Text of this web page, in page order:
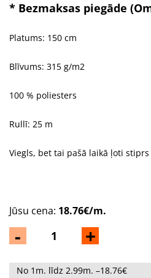
* Bezmaksas piegāde
Platums: 150 cm
Blīvums: 315 g/m2
100 % poliesters
Rullī: 25 m
Viegls, bet tai pašā laikā ļoti
- +
Jūsu cena: 18.76€/m.
No 1m. līdz 2.99m. –18.76€